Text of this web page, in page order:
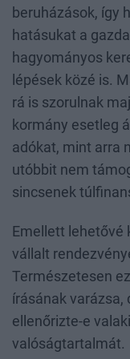
beruházások, így
hatásukat a
hagyományos
lépések közé is.
rá is szorulnak
kormány esetleg
adókat, mint arra
utóbbit nem
sincsenek
Emellett lehetővé
vállalt
Természetesen
írásának varázsa,
ellenőrizte-e
valóságtartalmát.